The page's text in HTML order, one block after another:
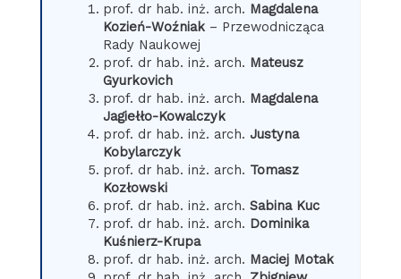
prof. dr hab. inż. arch. Magdalena
Kozień-Woźniak– Przewodnicząca
Rady Naukowej
prof. dr hab. inż. arch. Mateusz
Gyurkovich
prof. dr hab. inż. arch. Magdalena
Jagiełło-Kowalczyk
prof. dr hab. inż. arch. Justyna
Kobylarczyk
prof. dr hab. inż. arch. Tomasz
Kozłowski
prof. dr hab. inż. arch. Sabina Kuc
prof. dr hab. inż. arch. Dominika
Kuśnierz-Krupa
prof. dr hab. inż. arch. Maciej Motak